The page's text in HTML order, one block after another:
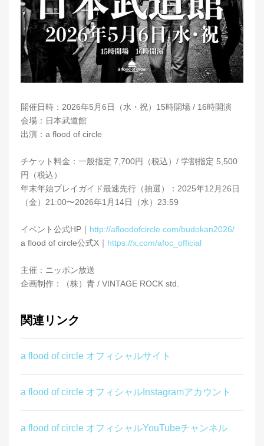
開催日時：2026年5月6日（水・祝）15時開場 / 16時開演
会場：日本武道館
出演：a flood of circle
チケット料金：一般指定 7,700円（税込）/ 学割指定 5,500
円（税込）
年末年始プレイガイド最速先行（抽選）：2025年12月26日
（金）21:00〜2026年1月14日（水）23:59
イベント公式HP｜ http://afloodofcircle.com/budokan2026/
a flood of circle公式X｜ https://x.com/afoc_official
主催：ニッポン放送
企画制作：（株）青 / VINTAGE ROCK std.
関連リンク
a flood of circle オフィシャルサイト
a flood of circle オフィシャルInstagramアカウント
a flood of circle オフィシャルYouTubeチャンネル